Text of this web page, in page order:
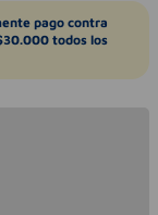
pago contra
todos los